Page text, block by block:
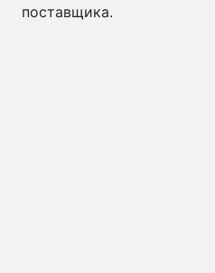
поставщика.